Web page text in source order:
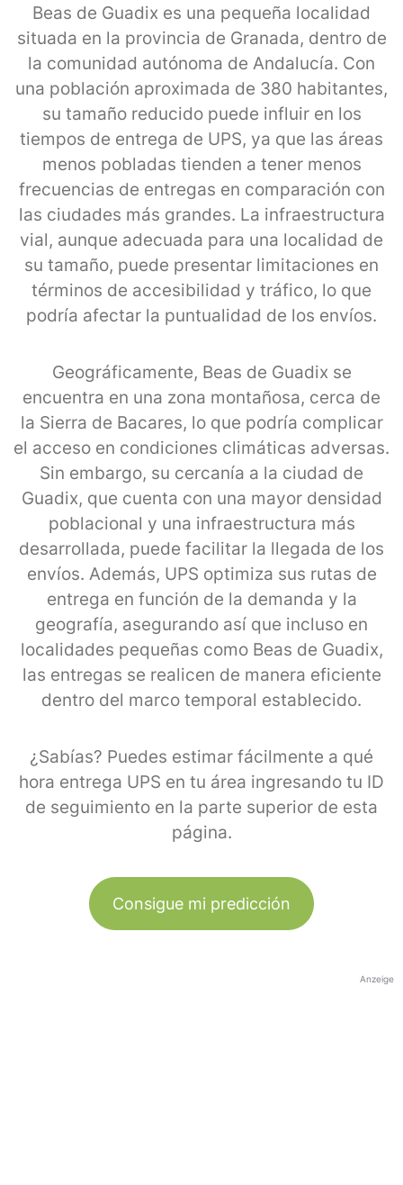
Beas de Guadix es una pequeña localidad
situada en la provincia de Granada, dentro de
la comunidad autónoma de Andalucía. Con
una población aproximada de 380 habitantes,
su tamaño reducido puede influir en los
tiempos de entrega de UPS, ya que las áreas
menos pobladas tienden a tener menos
frecuencias de entregas en comparación con
las ciudades más grandes. La infraestructura
vial, aunque adecuada para una localidad de
su tamaño, puede presentar limitaciones en
términos de accesibilidad y tráfico, lo que
podría afectar la puntualidad de los envíos.
Geográficamente, Beas de Guadix se
encuentra en una zona montañosa, cerca de
la Sierra de Bacares, lo que podría complicar
el acceso en condiciones climáticas adversas.
Sin embargo, su cercanía a la ciudad de
Guadix, que cuenta con una mayor densidad
poblacional y una infraestructura más
desarrollada, puede facilitar la llegada de los
envíos. Además, UPS optimiza sus rutas de
entrega en función de la demanda y la
geografía, asegurando así que incluso en
localidades pequeñas como Beas de Guadix,
las entregas se realicen de manera eficiente
dentro del marco temporal establecido.
¿Sabías? Puedes estimar fácilmente a qué
hora entrega UPS en tu área ingresando tu ID
de seguimiento en la parte superior de esta
página.
Consigue mi predicción
Anzeige